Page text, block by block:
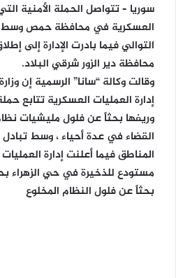
سوريا – تتواصل الحملة الأمنية
العسكرية في محافظة حمص وسط
التوالي فيما بادرت الإدارة إلى
محافظة دير الزور شرقي البلاد.
وقالت وكالة “سانا” الرسمية إن
إدارة العمليات العسكرية تتابع
وريفها بحثاً عن فلول مليشيات
القضاء في عدة أحياء ، وسط
المناطق فيما أعلنت إدارة
مستودع للذخيرة في حي الزهراء
بحثاً عن فلول النظام المخلوع